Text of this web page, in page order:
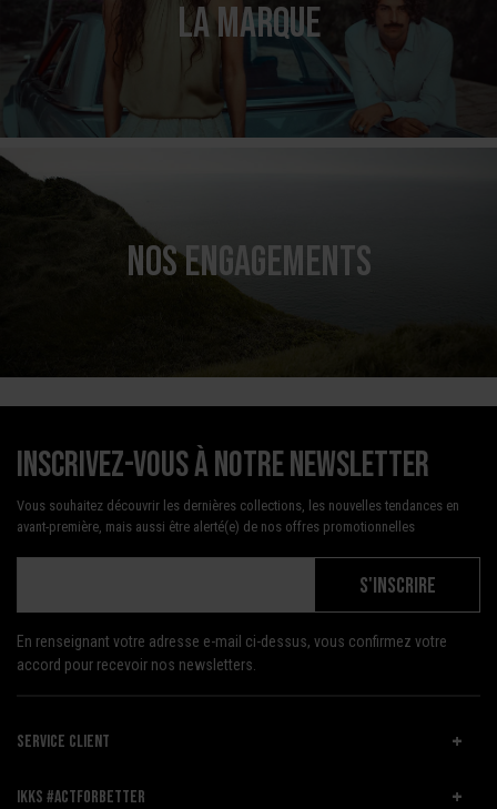
LA MARQUE
NOS ENGAGEMENTS
Inscrivez-vous à notre newsletter
Vous souhaitez découvrir les dernières collections, les nouvelles tendances en
avant-première, mais aussi être alerté(e) de nos offres promotionnelles
S'INSCRIRE
En renseignant votre adresse e-mail ci-dessus, vous confirmez votre
accord pour recevoir nos newsletters.
SERVICE CLIENT
IKKS #ACTFORBETTER